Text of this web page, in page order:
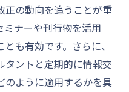
正の動向を追うことが重
ナーや刊行物を活用
も有効です。さらに、
タントと定期的に情報交
のように適用するかを具